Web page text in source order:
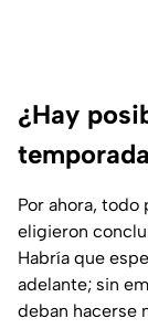
¿Hay
Por ahora,
eligieron
Habría que
adelante; sin
deban hacerse